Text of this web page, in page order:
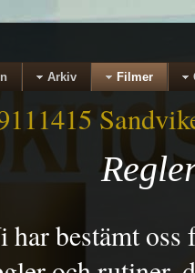
Arkiv Filmer
har bestämt